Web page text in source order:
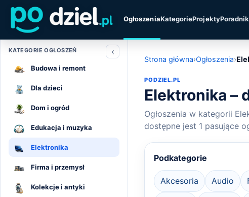
OgłoszeniaKategorieProjekty
KATEGORIE OGŁOSZEŃ ‹
Budowa i remont
Dla dzieci
Dom i ogród
Edukacja i muzyka
Elektronika
Firma i przemysł
Kolekcje i antyki
Strona główna›Ogłoszenia›
PODZIEL.PL
Elektronika –
Ogłoszenia w kategorii
dostępne jest 1 pasujące
Podkategorie
Akcesoria Audio